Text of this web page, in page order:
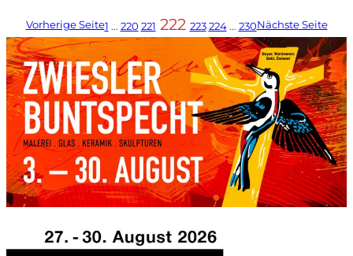
Vorherige Seite1 … 220 221 222 223 224 … 230Nächste Seite